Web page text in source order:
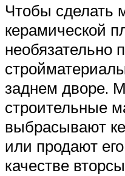
Чтобы сделать
керамической
необязательно
заднем дворе.
строительные
выбрасывают
или продают
качестве